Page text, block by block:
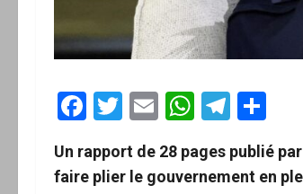
Facebook
Twitter
Email
Un rapport de 28 pages publié
faire plier le gouvernement en